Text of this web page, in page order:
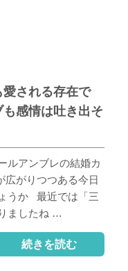
される存在で
感情は吐き出そ
アンブレの結婚カ
がりつつある今日
うか 最近では「三
ましたね …
続きを読む